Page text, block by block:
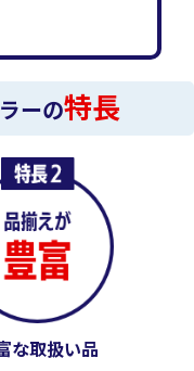
ーの特長
な取扱い品